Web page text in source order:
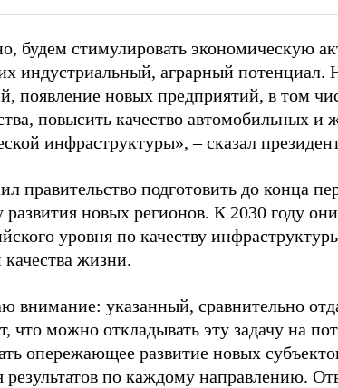
будем стимулировать экономическую
индустриальный, аграрный
появление новых предприятий, в том
повысить качество автомобильных
инфраструктуры», – сказал
правительство подготовить до конца
развития новых регионов. К 2030 году
уровня по качеству
жизни.
внимание: указанный, сравнительно
что можно откладывать эту задачу на
опережающее развитие новых
результатов по каждому направлению.